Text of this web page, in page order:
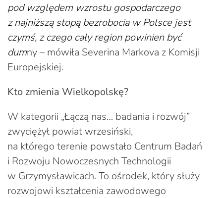
pod względem wzrostu gospodarczego
z najniższą stopą bezrobocia w Polsce jest
czymś, z czego cały region powinien być
dumny – mówiła Severina Markova z Komisji
Europejskiej.
Kto zmienia Wielkopolskę?
W kategorii „Łączą nas… badania i rozwój”
zwyciężył powiat wrzesiński,
na którego terenie powstało Centrum Badań
i Rozwoju Nowoczesnych Technologii
w Grzymysławicach. To ośrodek, który służy
rozwojowi kształcenia zawodowego